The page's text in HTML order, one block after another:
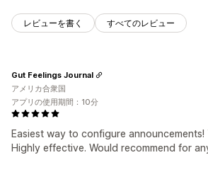
レビューを書く すべてのレビュー
Easiest way to configure
Highly effective. Would recommend for
Gut Feelings Journal
アメリカ合衆国
アプリの使用期間：10分